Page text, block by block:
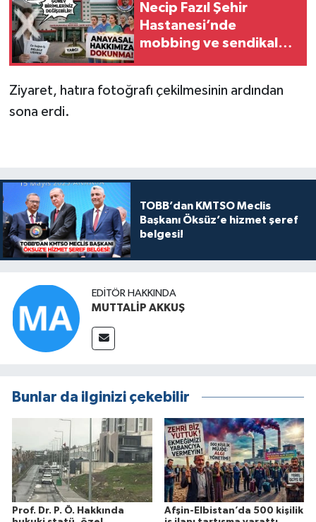
Necip Fazıl Şehir
Hastanesi’nde
mobbing ve sendikal
Ziyaret, hatıra fotoğrafı çekilmesinin ardından
sona erdi.
TOBB’dan KMTSO Meclis
Başkanı Öksüz’e hizmet şeref
belgesi!
EDITÖR HAKKINDA
MUTTALİP AKKUŞ
Bunlar da ilginizi çekebilir
Prof. Dr. P. Ö. Hakkında
Afşin-Elbistan’da 500 kişilik